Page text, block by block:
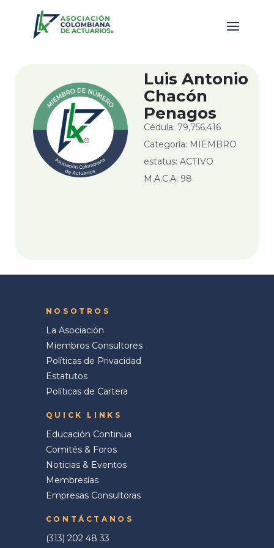
Luis Antonio
Chacón
Penagos
Cédula: 79,756,416
Categoría: MIEMBRO
estatus: ACTIVO
M.A.C.A: 98
NOSOTROS
La Asociación
Miembros Consultores
Políticas de Privacidad
Estatutos
Políticas de Cartera
QUICK LINKS
Educación Continua
Comités & Foros
Noticias & Eventos
Membresías
Empresas Consultoras
CONTÁCTANOS
(313) 202 48 33